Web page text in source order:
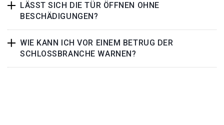
LÄSST SICH DIE TÜR ÖFFNEN OHNE
BESCHÄDIGUNGEN?
WIE KANN ICH VOR EINEM BETRUG DER
SCHLOSSBRANCHE WARNEN?